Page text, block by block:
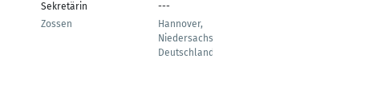
Sekretärin
Zossen
---
Hannover,
Niedersachsen,
Deutschland